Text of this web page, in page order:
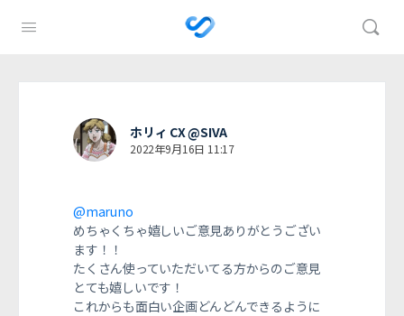
ホリィ CX @SIVA
2022年9月16日 11:17
@maruno
めちゃくちゃ嬉しいご意見ありがとうござい
ます！！
たくさん使っていただいてる方からのご意見
とても嬉しいです！
これからも面白い企画どんどんできるように